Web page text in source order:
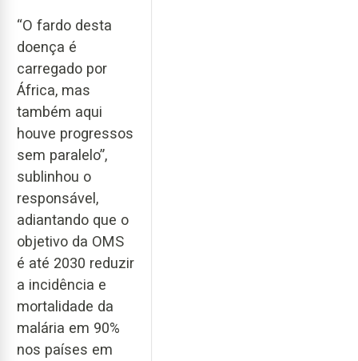
“O fardo desta
doença é
carregado por
África, mas
também aqui
houve progressos
sem paralelo”,
sublinhou o
responsável,
adiantando que o
objetivo da OMS
é até 2030 reduzir
a incidência e
mortalidade da
malária em 90%
nos países em